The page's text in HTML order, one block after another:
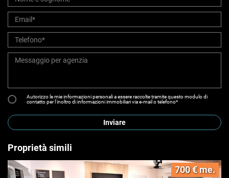
Autorizzo le mie informazioni personali a essere raccolte tramite questo modulo di
contatto per l'inoltro di informazioni immobiliari via e-mail o telefono*
Inviare
Proprietà simili
700 € me.